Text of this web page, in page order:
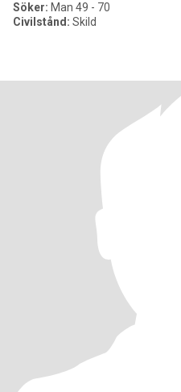
Söker: Man 49 - 70
Civilstånd: Skild